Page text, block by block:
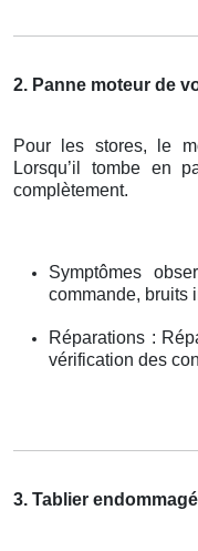
2. Panne moteur de
Pour les stores, le
Lorsqu’il tombe en
complètement.
Symptômes
commande, bruits
Réparations :
vérification des
3. Tablier endommagé